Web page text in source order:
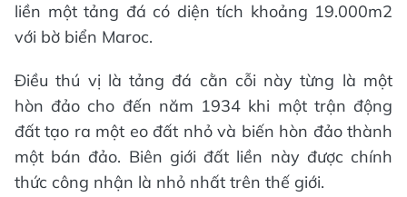
liền một tảng đá có diện tích khoảng 19.000m2
với bờ biển Maroc.
Điều thú vị là tảng đá cằn cỗi này từng là một
hòn đảo cho đến năm 1934 khi một trận động
đất tạo ra một eo đất nhỏ và biến hòn đảo thành
một bán đảo. Biên giới đất liền này được chính
thức công nhận là nhỏ nhất trên thế giới.